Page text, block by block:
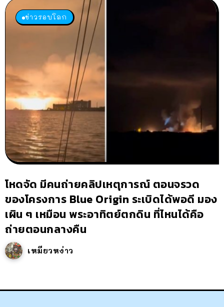
ข่าวรอบโลก
โหดจัด มีคนถ่ายคลิปเหตุการณ์ ตอนจรวด
ของโครงการ Blue Origin ระเบิดได้พอดี มอง
เผิน ๆ เหมือน พระอาทิตย์ตกดิน ที่ไหนได้คือ
ถ่ายตอนกลางคืน
เหมียวหง่าว